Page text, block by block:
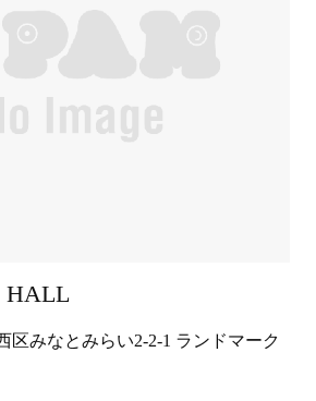
HALL
区みなとみらい2-2-1 ランドマーク